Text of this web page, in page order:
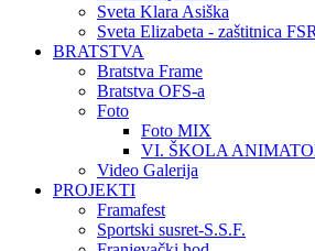
Sveta Klara Asiška
Sveta Elizabeta - zaštitnica
BRATSTVA
Bratstva Frame
Bratstva OFS-a
Foto
Foto MIX
VI. ŠKOLA
Video Galerija
PROJEKTI
Framafest
Sportski susret-S.S.F.